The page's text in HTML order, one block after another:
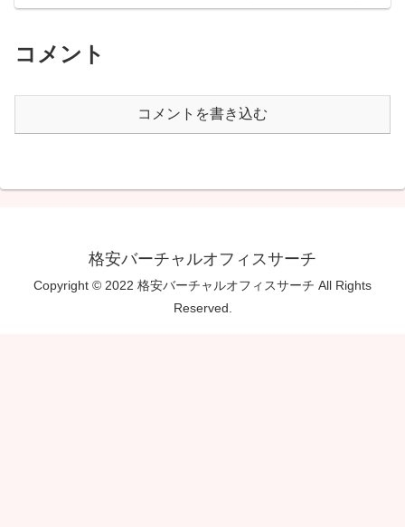
コメント
コメントを書き込む
格安バーチャルオフィスサーチ
Copyright © 2022 格安バーチャルオフィスサーチ All Rights
Reserved.